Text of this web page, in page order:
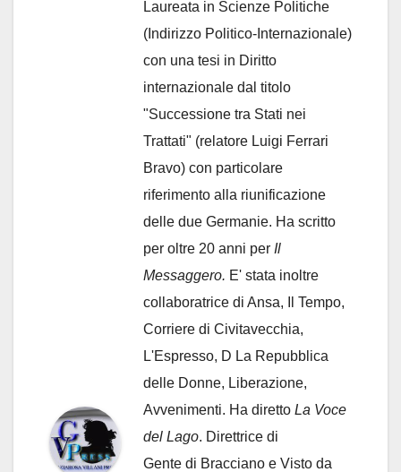
Laureata in Scienze Politiche
(Indirizzo Politico-Internazionale)
con una tesi in Diritto
internazionale dal titolo
"Successione tra Stati nei
Trattati" (relatore Luigi Ferrari
Bravo) con particolare
riferimento alla riunificazione
delle due Germanie. Ha scritto
per oltre 20 anni per Il
Messaggero. E' stata inoltre
collaboratrice di Ansa, Il Tempo,
Corriere di Civitavecchia,
L'Espresso, D La Repubblica
delle Donne, Liberazione,
Avvenimenti. Ha diretto La Voce
del Lago. Direttrice di
Gente di Bracciano e Visto da